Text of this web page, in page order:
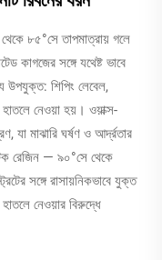
৮৫°সে তাপমাত্রায় গলে
কাগজের সঙ্গে যথেষ্ট ভাবে
উপযুক্ত: শিপিং লেবেল,
হাতলে নেওয়া হয়। ওয়াক্স-
যা মাঝারি ঘর্ষণ ও আর্দ্রতার
রেজিন — ৯০°সে থেকে
সঙ্গে রাসায়নিকভাবে যুক্ত
নেওয়ার বিরুদ্ধে